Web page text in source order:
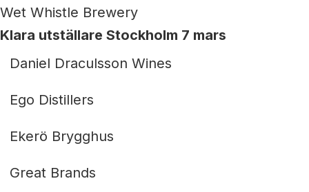
Wet Whistle Brewery
Klara utställare Stockholm 7 mars
Daniel Draculsson Wines
Ego Distillers
Ekerö Brygghus
Great Brands